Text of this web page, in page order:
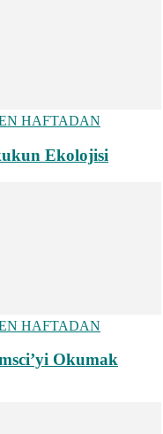
HAFTADAN
Ekolojisi
HAFTADAN
Okumak